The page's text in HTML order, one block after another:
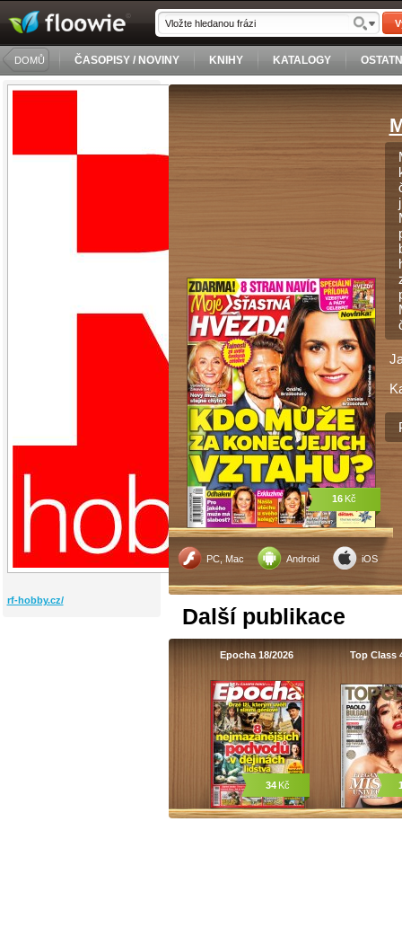
DOMŮ ČASOPISY / NOVINY KNIHY KATALOGY
rf-hobby.cz/
PC, Mac Android iOS
16 Kč
Další publikace
Epocha 18/2026
34 Kč
Top Class